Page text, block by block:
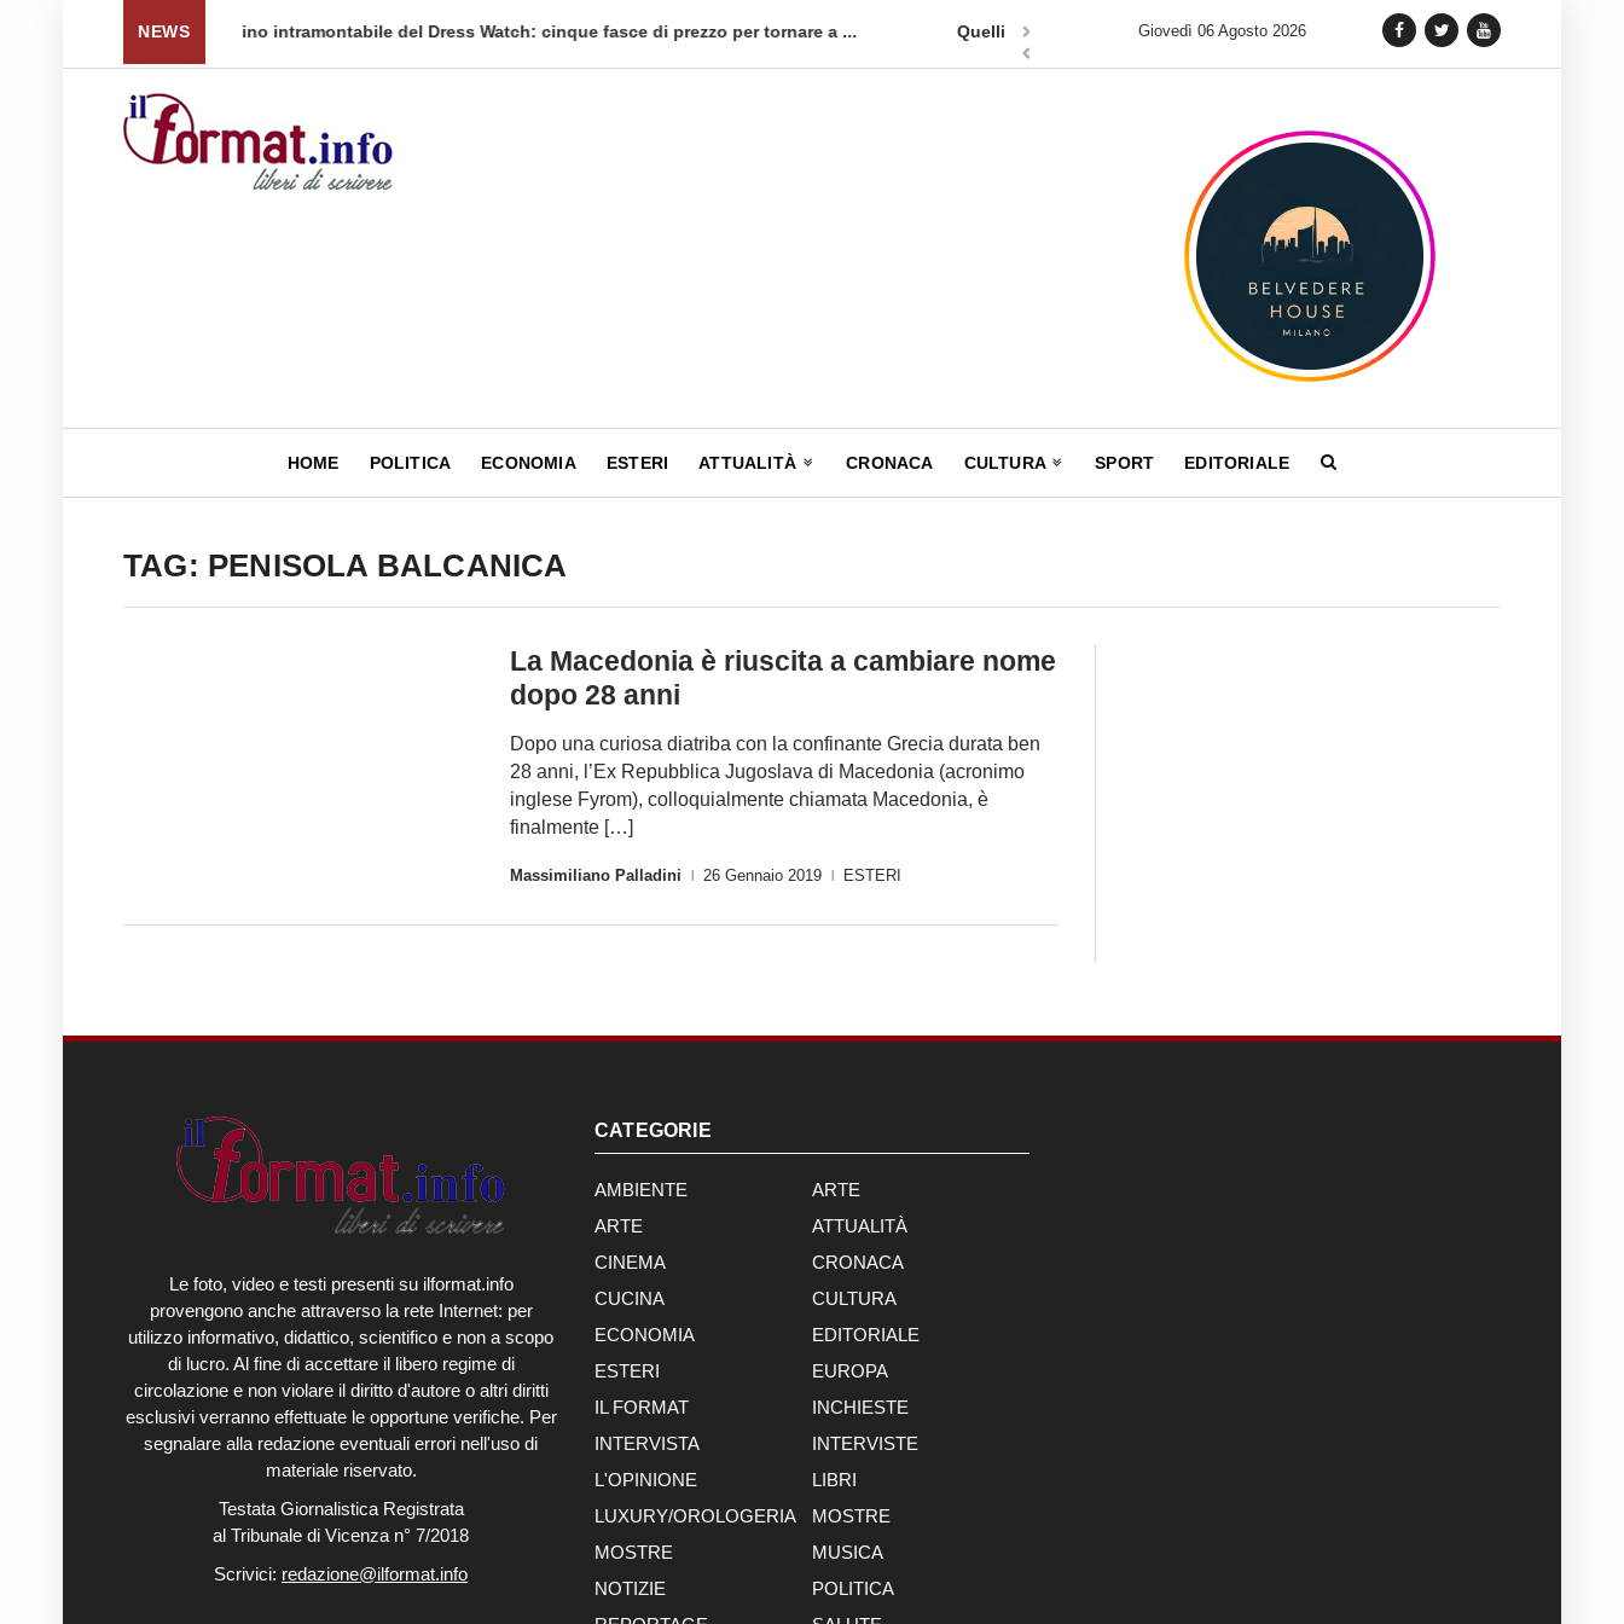
NEWS
fasce di prezzo per tornare a ... Quellidipiazzaaffari lancia un nuovo appuntamento in terra siciliana: Quellidipiazzatrinità Tag Heuer lancia una variante Limited Edition del
Giovedì 06 Agosto 2026
HOME POLITICA ECONOMIA ESTERI ATTUALITÀ CRONACA CULTURA SPORT EDITORIALE
TAG: PENISOLA BALCANICA
La Macedonia è riuscita a cambiare nome
dopo 28 anni
Dopo una curiosa diatriba con la confinante Grecia durata ben
28 anni, l’Ex Repubblica Jugoslava di Macedonia (acronimo
inglese Fyrom), colloquialmente chiamata Macedonia, è
finalmente […]
Massimiliano Palladini 26 Gennaio 2019 ESTERI
Le foto, video e testi presenti su ilformat.info
provengono anche attraverso la rete Internet: per
utilizzo informativo, didattico, scientifico e non a scopo
di lucro. Al fine di accettare il libero regime di
circolazione e non violare il diritto d'autore o altri diritti
esclusivi verranno effettuate le opportune verifiche. Per
segnalare alla redazione eventuali errori nell'uso di
materiale riservato.
Testata Giornalistica Registrata
al Tribunale di Vicenza n° 7/2018
Scrivici: redazione@ilformat.info
CATEGORIE
AMBIENTE
ARTE
ARTE
ATTUALITÀ
CINEMA
CRONACA
CUCINA
CULTURA
ECONOMIA
EDITORIALE
ESTERI
EUROPA
IL FORMAT
INCHIESTE
INTERVISTA
INTERVISTE
L'OPINIONE
LIBRI
LUXURY/OROLOGERIA
MOSTRE
MOSTRE
MUSICA
NOTIZIE
POLITICA